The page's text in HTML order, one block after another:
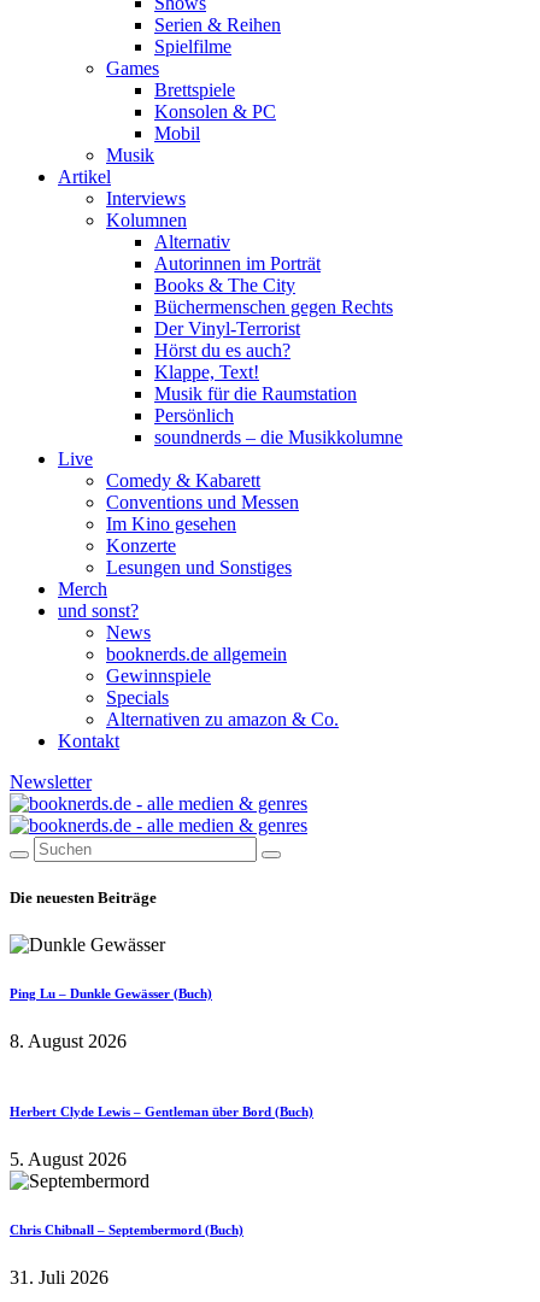
Serien & Reihen
Spielfilme
Games
Brettspiele
Konsolen & PC
Mobil
Musik
Artikel
Interviews
Kolumnen
Alternativ
Autorinnen im Porträt
Books & The City
Büchermenschen gegen Rechts
Der Vinyl-Terrorist
Hörst du es auch?
Klappe, Text!
Musik für die Raumstation
Persönlich
soundnerds – die Musikkolumne
Live
Comedy & Kabarett
Conventions und Messen
Im Kino gesehen
Konzerte
Lesungen und Sonstiges
Merch
und sonst?
News
booknerds.de allgemein
Gewinnspiele
Specials
Alternativen zu amazon & Co.
Kontakt
Newsletter
Die neuesten Beiträge
Ping Lu – Dunkle Gewässer (Buch)
8. August 2026
Herbert Clyde Lewis – Gentleman über Bord (Buch)
5. August 2026
Chris Chibnall – Septembermord (Buch)
31. Juli 2026